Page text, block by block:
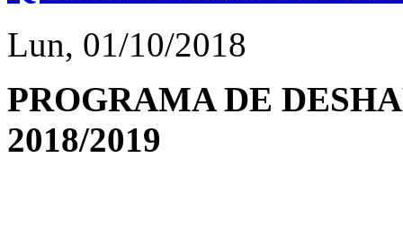
Lun, 01/10/2018
PROGRAMA DE
2018/2019